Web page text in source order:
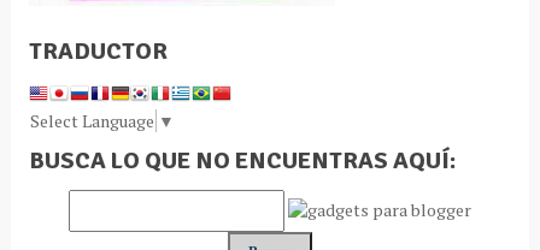
TRADUCTOR
Select Language ▼
BUSCA LO QUE NO ENCUENTRAS AQUÍ: